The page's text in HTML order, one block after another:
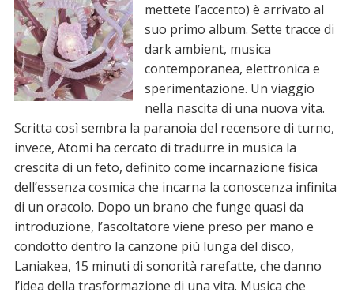
mettete l’accento) è arrivato al
suo primo album. Sette tracce di
dark ambient, musica
contemporanea, elettronica e
sperimentazione. Un viaggio
nella nascita di una nuova vita.
Scritta così sembra la paranoia del recensore di turno,
invece, Atomi ha cercato di tradurre in musica la
crescita di un feto, definito come incarnazione fisica
dell’essenza cosmica che incarna la conoscenza infinita
di un oracolo. Dopo un brano che funge quasi da
introduzione, l’ascoltatore viene preso per mano e
condotto dentro la canzone più lunga del disco,
Laniakea, 15 minuti di sonorità rarefatte, che danno
l’idea della trasformazione di una vita. Musica che